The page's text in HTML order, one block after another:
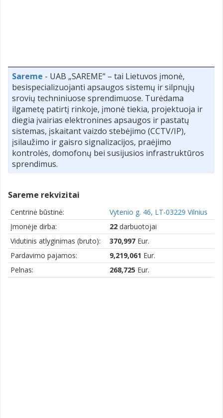
Sareme - UAB „SAREME“ – tai Lietuvos įmonė,
besispecializuojanti apsaugos sistemų ir silpnųjų
srovių techniniuose sprendimuose. Turėdama
ilgametę patirtį rinkoje, įmonė tiekia, projektuoja ir
diegia įvairias elektronines apsaugos ir pastatų
sistemas, įskaitant vaizdo stebėjimo (CCTV/IP),
įsilaužimo ir gaisro signalizacijos, praėjimo
kontrolės, domofonų bei susijusios infrastruktūros
sprendimus.
Sareme rekvizitai
Centrinė būstinė:
Vytenio g. 46, LT-03229 Vilnius
Įmonėje dirba:
22 darbuotojai
Vidutinis atlyginimas (bruto):
370,997 Eur.
Pardavimo pajamos:
9,219,061 Eur.
Pelnas:
268,725 Eur.